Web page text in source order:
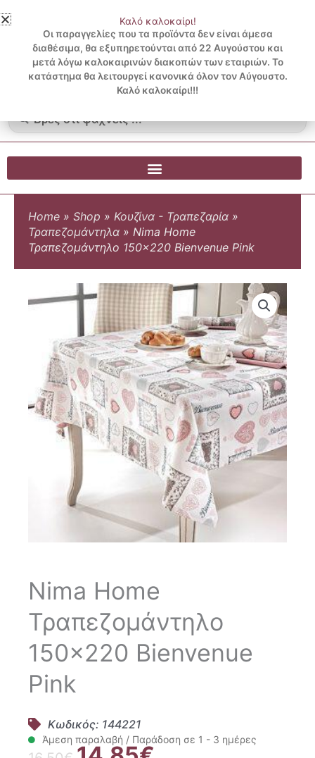
στο
περιεχόμενο
3 ΔΟΣΕΙΣ ΧΩΡΙΣ ΠΙΣΤΩΤΙΚΗ ΜΕ KLARNA
...
Λογαριασμός
Blog
0.00€
0
Cart
Home » Shop » Κουζίνα - Τραπεζαρία »
Τραπεζομάντηλα » Nima Home
Τραπεζομάντηλο 150×220 Bienvenue Pink
Nima Home
Τραπεζομάντηλο
150×220 Bienvenue
Pink
Κωδικός: 144221
Άμεση παραλαβή / Παράδοση σε 1 - 3 ημέρες
Original
Καλό καλοκαίρι!
Οι παραγγελίες που τα προϊόντα δεν είναι άμεσα
διαθέσιμα, θα εξυπηρετούνται από 22 Αυγούστου και
μετά λόγω καλοκαιρινών διακοπών των εταιριών. Το
κατάστημα θα λειτουργεί κανονικά όλον τον Αύγουστο.
Καλό καλοκαίρι!!!